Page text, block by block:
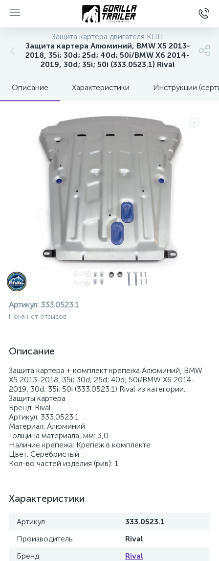
Защита картера двигателя КПП
Защита картера Алюминий, BMW X5 2013-
2018, 35i; 30d; 25d; 40d; 50i/BMW X6 2014-
2019, 30d; 35i; 50i (333.0523.1) Rival
Описание Характеристики Инструкции
Артикул: 333.0523.1
Пока нет отзывов
Описание
Защита картера + комплект крепежа Алюминий, BMW
X5 2013-2018, 35i; 30d; 25d; 40d; 50i/BMW X6 2014-
2019, 30d; 35i; 50i (333.0523.1) Rival из категории:
Защиты картера
Бренд: Rival
Артикул: 333.0523.1
Материал: Алюминий
Толщина материала, мм: 3,0
Наличие крепежа: Крепеж в комплекте
Цвет: Серебристый
Кол-во частей изделия (рив): 1
Характеристики
Артикул
333.0523.1
Производитель
Rival
Бренд
Rival